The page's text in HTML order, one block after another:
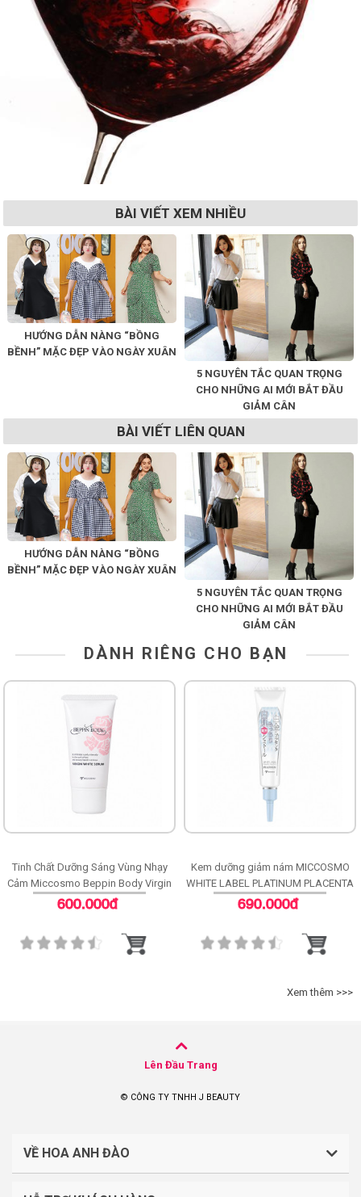
BÀI VIẾT XEM NHIỀU
HƯỚNG DẪN NÀNG “BỒNG
BỀNH” MẶC ĐẸP VÀO NGÀY XUÂN
5 NGUYÊN TẮC QUAN TRỌNG
CHO NHỮNG AI MỚI BẮT ĐẦU
GIẢM CÂN
BÀI VIẾT LIÊN QUAN
HƯỚNG DẪN NÀNG “BỒNG
BỀNH” MẶC ĐẸP VÀO NGÀY XUÂN
5 NGUYÊN TẮC QUAN TRỌNG
CHO NHỮNG AI MỚI BẮT ĐẦU
GIẢM CÂN
DÀNH RIÊNG CHO BẠN
Tinh Chất Dưỡng Sáng Vùng Nhạy
Cảm Miccosmo Beppin Body Virgin
White Serum
600.000đ
Kem dưỡng giảm nám MICCOSMO
WHITE LABEL PLATINUM PLACENTA
WHITENING CREAM
690.000đ
Xem thêm >>>
Lên Đầu Trang
© CÔNG TY TNHH J BEAUTY
VỀ HOA ANH ĐÀO